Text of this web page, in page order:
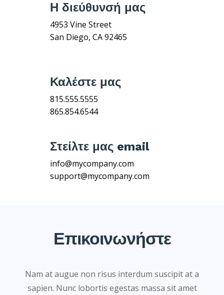
Η διεύθυνσή μας
4953 Vine Street
San Diego, CA 92465
Καλέστε μας
815.555.5555
865.854.6544
Στείλτε μας email
info@mycompany.com
support@mycompany.com
Επικοινωνήστε
Nam at augue non risus interdum suscipit at a
sapien. Nunc lobortis egestas massa sit amet